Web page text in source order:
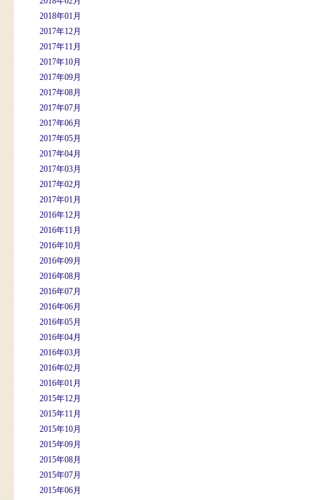
2018年01月
2017年12月
2017年11月
2017年10月
2017年09月
2017年08月
2017年07月
2017年06月
2017年05月
2017年04月
2017年03月
2017年02月
2017年01月
2016年12月
2016年11月
2016年10月
2016年09月
2016年08月
2016年07月
2016年06月
2016年05月
2016年04月
2016年03月
2016年02月
2016年01月
2015年12月
2015年11月
2015年10月
2015年09月
2015年08月
2015年07月
2015年06月